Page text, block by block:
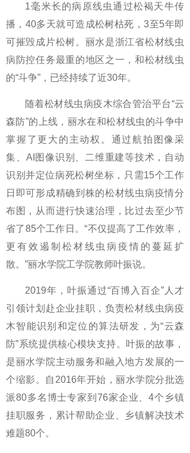
1毫米长的病原线虫通过松褐天牛传
播，40多天就可造成松树枯死，3至5年即
可摧毁成片松树。丽水是浙江省松材线虫
病防控任务最重的地区之一，和松材线虫
的“斗争”，已经持续了近30年。
随着松材线虫病疫木综合管治平台“云
森防”的上线，丽水在和松材线虫的斗争中
掌握了更大的主动权。通过航拍图像采
集、AI图像识别、二维重建等技术，自动
识别并定位病死松树坐标，只需15个工作
日即可形成精确到株的松材线虫病疫情分
布图，从而进行快速治理，比过去至少节
省了85个工作日。“不仅提高了工作效率，
更有效遏制松材线虫病疫情的蔓延扩
散。”丽水学院工学院教师叶振说。
2019年，叶振通过“百博入百企”人才
引领计划赴企业挂职，负责松材线虫病疫
木智能识别和定位的算法研发，为“云森
防”系统提供核心模块支持。叶振的故事，
是丽水学院主动服务和融入地方发展的一
个缩影。自2016年开始，丽水学院分批选
派80多名博士专家到76家企业、4个乡镇
挂职服务，累计帮助企业、乡镇解决技术
难题80个。